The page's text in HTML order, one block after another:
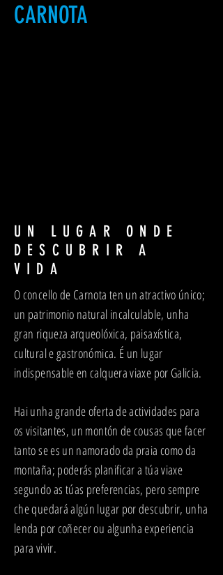
CARNOTA
UN LUGAR ONDE
DESCUBRIR A
VIDA
O concello de Carnota ten un atractivo único;
un patrimonio natural incalculable, unha
gran riqueza arqueolóxica, paisaxística,
cultural e gastronómica. É un lugar
indispensable en calquera viaxe por Galicia.
Hai unha grande oferta de actividades para
os visitantes, un montón de cousas que facer
tanto se es un namorado da praia como da
montaña; poderás planificar a túa viaxe
segundo as túas preferencias, pero sempre
che quedará algún lugar por descubrir, unha
lenda por coñecer ou algunha experiencia
para vivir.